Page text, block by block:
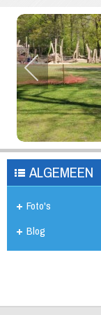
ALGEMEEN
Foto's
Blog